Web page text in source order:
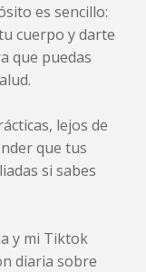
es sencillo:
cuerpo y darte
que puedas
lejos de
que tus
si sabes
y mi Tiktok
diaria sobre